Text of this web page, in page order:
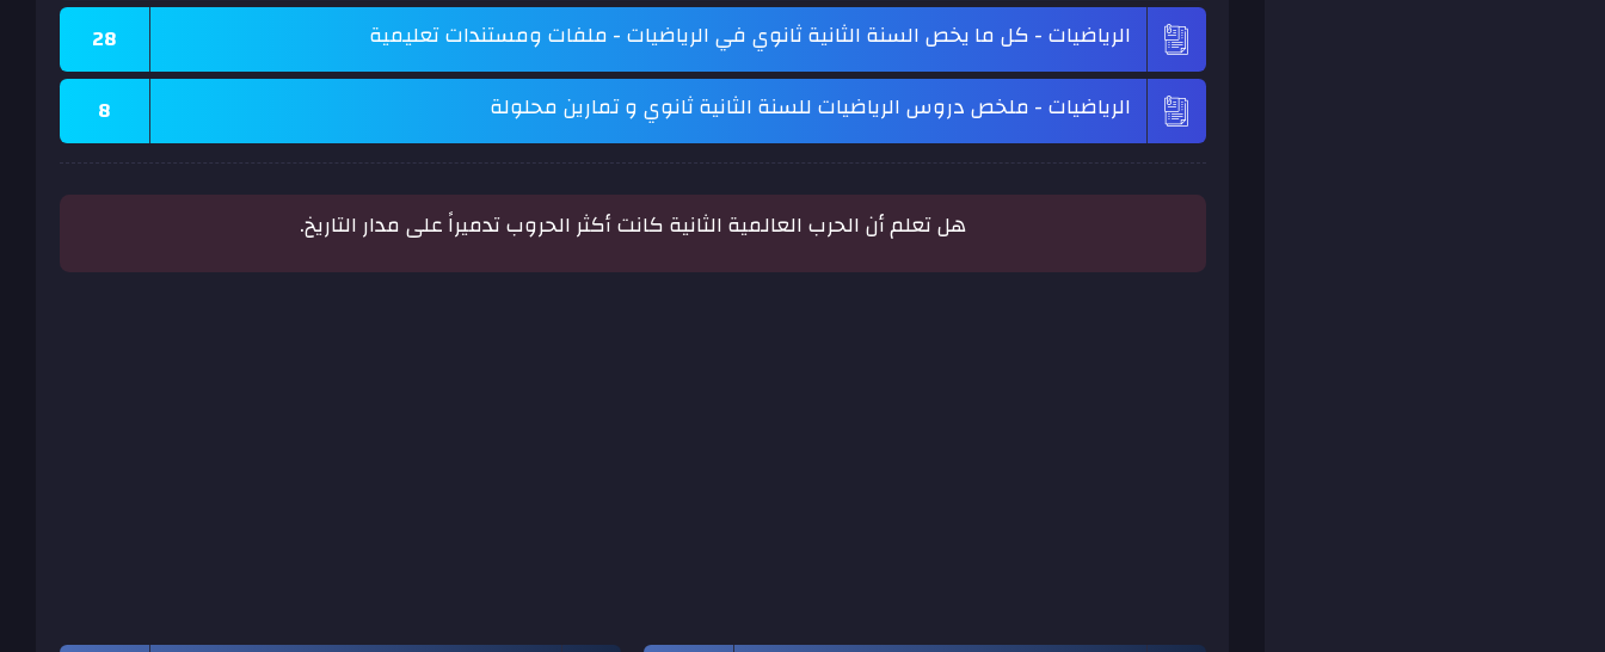
الرياضيات - كل ما يخص السنة الثانية ثانوي في الرياضيات - ملفات ومستندات تعليمية
28
الرياضيات - ملخص دروس الرياضيات للسنة الثانية ثانوي و تمارين محلولة
8
هل تعلم أن الحرب العالمية الثانية كانت أكثر الحروب تدميراً على مدار التاريخ.